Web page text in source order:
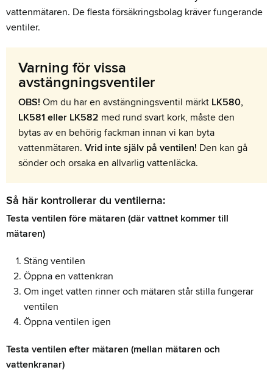
vattenmätaren. De flesta försäkringsbolag kräver fungerande
ventiler.
Varning för vissa
avstängningsventiler
OBS! Om du har en avstängningsventil märkt LK580,
LK581 eller LK582 med rund svart kork, måste den
bytas av en behörig fackman innan vi kan byta
vattenmätaren. Vrid inte själv på ventilen! Den kan gå
sönder och orsaka en allvarlig vattenläcka.
Så här kontrollerar du ventilerna:
Testa ventilen före mätaren (där vattnet kommer till
mätaren)
Stäng ventilen
Öppna en vattenkran
Om inget vatten rinner och mätaren står stilla fungerar
ventilen
Öppna ventilen igen
Testa ventilen efter mätaren (mellan mätaren och
vattenkranar)